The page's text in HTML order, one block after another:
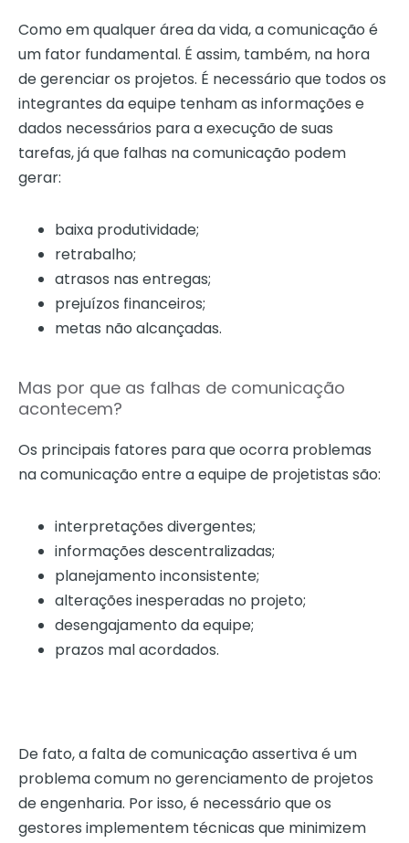
Como em qualquer área da vida, a comunicação é
um fator fundamental. É assim, também, na hora
de gerenciar os projetos. É necessário que todos os
integrantes da equipe tenham as informações e
dados necessários para a execução de suas
tarefas, já que falhas na comunicação podem
gerar:
baixa produtividade;
retrabalho;
atrasos nas entregas;
prejuízos financeiros;
metas não alcançadas.
Mas por que as falhas de comunicação
acontecem?
Os principais fatores para que ocorra problemas
na comunicação entre a equipe de projetistas são:
interpretações divergentes;
informações descentralizadas;
planejamento inconsistente;
alterações inesperadas no projeto;
desengajamento da equipe;
prazos mal acordados.
De fato, a falta de comunicação assertiva é um
problema comum no gerenciamento de projetos
de engenharia. Por isso, é necessário que os
gestores implementem técnicas que minimizem